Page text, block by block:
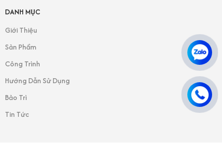
DANH MỤC
Giới Thiệu
Sản Phẩm
Công Trình
Hướng Dẫn Sử Dụng
Bảo Trì
Tin Tức